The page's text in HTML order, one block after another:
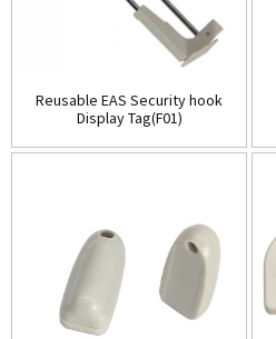
Reusable EAS Security hook
Display Tag(F01)